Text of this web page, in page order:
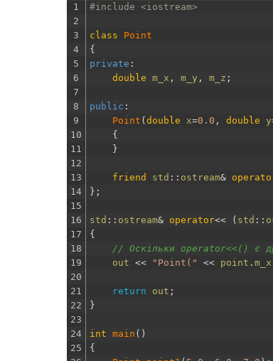
1
2
3
4
5
6
7
8
9
10
11
12
13
14
15
16
17
18
19
20
21
22
23
24
25
#include <iostream>
class
Point
{
private :
double m_x , m_y , m_z ;
public :
Point ( double x=0.0 , double y
{
}
friend std :: ostream&
} ;
std :: ostream& operator<< ( std ::
{
// Оскільки operator<<() є
out << "Point(" << point . m_x
return out ;
}
int main ( )
{